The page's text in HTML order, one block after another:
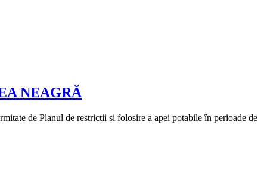
NEAGRĂ
de Planul de restricții și folosire a apei potabile în perioade de